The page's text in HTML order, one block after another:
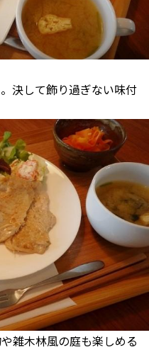
決して飾り過ぎない味付
雑木林風の庭も楽しめる